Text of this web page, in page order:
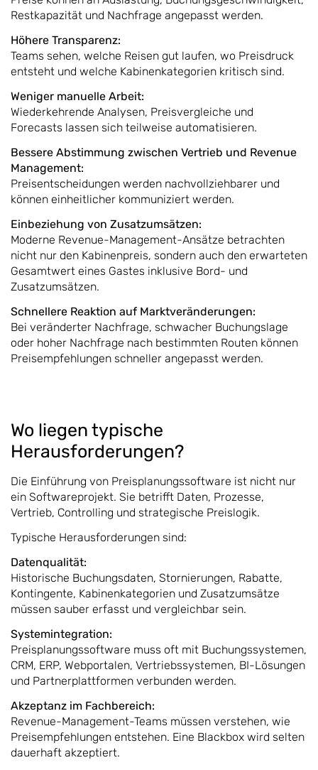
Restkapazität und Nachfrage angepasst werden.
Höhere Transparenz:
Teams sehen, welche Reisen gut laufen, wo Preisdruck
entsteht und welche Kabinenkategorien kritisch sind.
Weniger manuelle Arbeit:
Wiederkehrende Analysen, Preisvergleiche und
Forecasts lassen sich teilweise automatisieren.
Bessere Abstimmung zwischen Vertrieb und Revenue
Management:
Preisentscheidungen werden nachvollziehbarer und
können einheitlicher kommuniziert werden.
Einbeziehung von Zusatzumsätzen:
Moderne Revenue-Management-Ansätze betrachten
nicht nur den Kabinenpreis, sondern auch den erwarteten
Gesamtwert eines Gastes inklusive Bord- und
Zusatzumsätzen.
Schnellere Reaktion auf Marktveränderungen:
Bei veränderter Nachfrage, schwacher Buchungslage
oder hoher Nachfrage nach bestimmten Routen können
Preisempfehlungen schneller angepasst werden.
Wo liegen typische
Herausforderungen?
Die Einführung von Preisplanungssoftware ist nicht nur
ein Softwareprojekt. Sie betrifft Daten, Prozesse,
Vertrieb, Controlling und strategische Preislogik.
Typische Herausforderungen sind:
Datenqualität:
Historische Buchungsdaten, Stornierungen, Rabatte,
Kontingente, Kabinenkategorien und Zusatzumsätze
müssen sauber erfasst und vergleichbar sein.
Systemintegration:
Preisplanungssoftware muss oft mit Buchungssystemen,
CRM, ERP, Webportalen, Vertriebssystemen, BI-Lösungen
und Partnerplattformen verbunden werden.
Akzeptanz im Fachbereich:
Revenue-Management-Teams müssen verstehen, wie
Preisempfehlungen entstehen. Eine Blackbox wird selten
dauerhaft akzeptiert.